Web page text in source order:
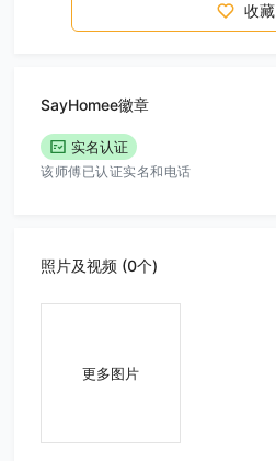
收藏
SayHomee徽章
实名认证
该师傅已认证实名和电话
照片及视频 (0个)
更多图片